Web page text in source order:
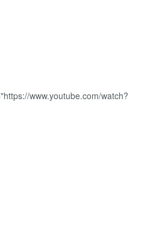
www.youtube.com/watch?